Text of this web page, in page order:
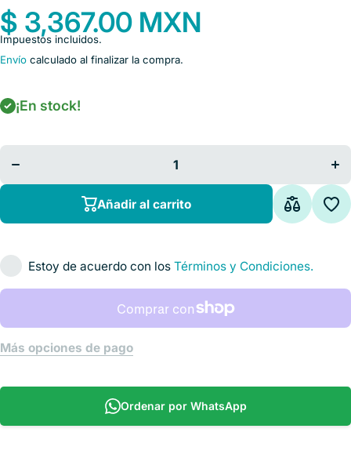
$ 3,367.00 MXN
Impuestos incluidos.
Envío calculado al finalizar la compra.
¡En stock!
cantidad para
Chico STD
Añadir al carrito
Estoy de acuerdo con los Términos y Condiciones.
Más opciones de pago
Ordenar por WhatsApp